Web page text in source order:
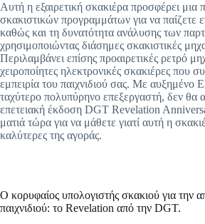
Αυτή η εξαιρετική σκακιέρα προσφέρει μια
σκακιστικών προγραμμάτων για να παίζετε
καθώς και τη δυνατότητα ανάλυσης των
χρησιμοποιώντας διάσημες σκακιστικές
Περιλαμβάνει επίσης προαιρετικές ρετρό
χειροποίητες ηλεκτρονικές σκακιέρες που
εμπειρία του παιχνιδιού σας. Με αυξημένο
ταχύτερο πολυπύρηνο επεξεργαστή, δεν θα
επετειακή έκδοση DGT Revelation
ματιά τώρα για να μάθετε γιατί αυτή η
καλύτερες της αγοράς.
Ο κορυφαίος υπολογιστής σκακιού για την
παιχνιδιού: το Revelation από την DGT.